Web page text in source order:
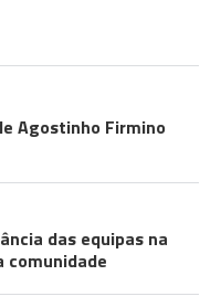
Agostinho Firmino
das equipas na
comunidade